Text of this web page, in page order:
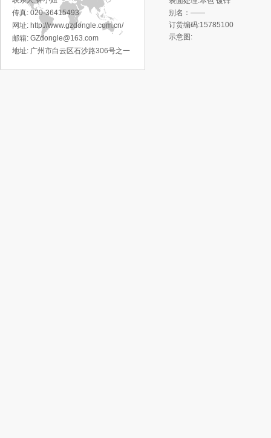
别名：——
订货编码:15785100
示意图:
传真: 020-36415493
网址: http://www.gzdongle.com.cn/
邮箱: GZdongle@163.com
地址: 广州市白云区石沙路306号之一